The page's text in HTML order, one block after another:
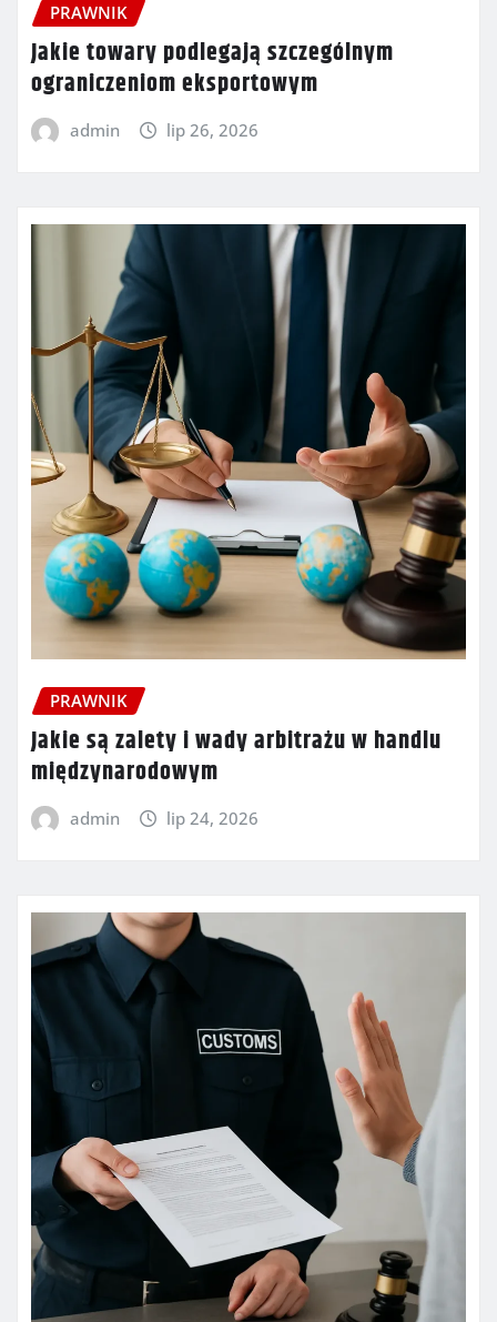
PRAWNIK
Jakie towary podlegają szczególnym
ograniczeniom eksportowym
admin lip 26, 2026
PRAWNIK
Jakie są zalety i wady arbitrażu w handlu
międzynarodowym
admin lip 24, 2026